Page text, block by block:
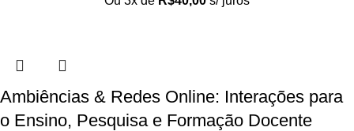
Ambiências & Redes Online: Interações para
o Ensino, Pesquisa e Formação Docente